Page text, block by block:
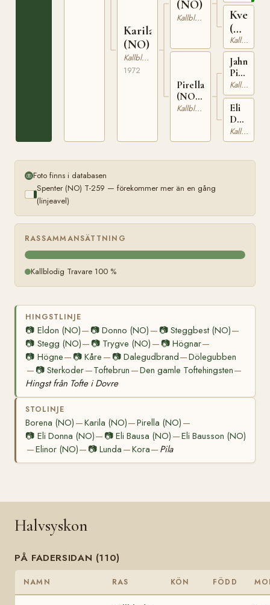
Karila
(NO)
Kallblodig Travare
1972
(NO)
Kallblodig Travare
Pirella
(NO)
T-
Kallblodig Travare
259
Kveppi
(NO)
T-
982
Kallblodig Travare
Jahn
Piril
(NO)
N
1932
Kallblodig Travare
Eli
Donna
(NO)
T-
Kallblodig Travare
Foto finns i databasen
Spenter (NO) T-259 — förekommer mer än en gång
(linjeavel)
RASSAMMANSÄTTNING
Kallblodig Travare 100 %
HINGSTLINJE
📷 Eldon (NO)— 📷Donno (NO) — 📷 Steggbest (NO)—
📷 Stegg (NO)— 📷 Trygve (NO) — 📷 Högnar—
📷 Högne— 📷Kåre — 📷 Dalegudbrand—Dölegubben
— 📷Sterkoder—Toftebrun —Den gamle Toftehingsten—
Hingst från Tofte i Dovre
STOLINJE
Borena (NO) —Karila (NO)—Pirella (NO) —
📷 Eli Donna (NO)— 📷Eli Bausa (NO) —Eli Bausson (NO)
—Elinor (NO)— 📷Lunda —Kora— Pila
Halvsyskon
PÅ FADERSIDAN (110)
NAMN RAS KÖN FÖDD